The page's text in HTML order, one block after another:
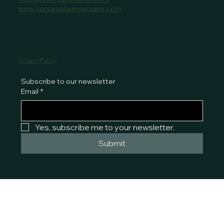
www.horsesafarimarmaris.com
Privacy Policy
Subscribe to our newsletter
Email *
Yes, subscribe me to your newsletter.
Submit